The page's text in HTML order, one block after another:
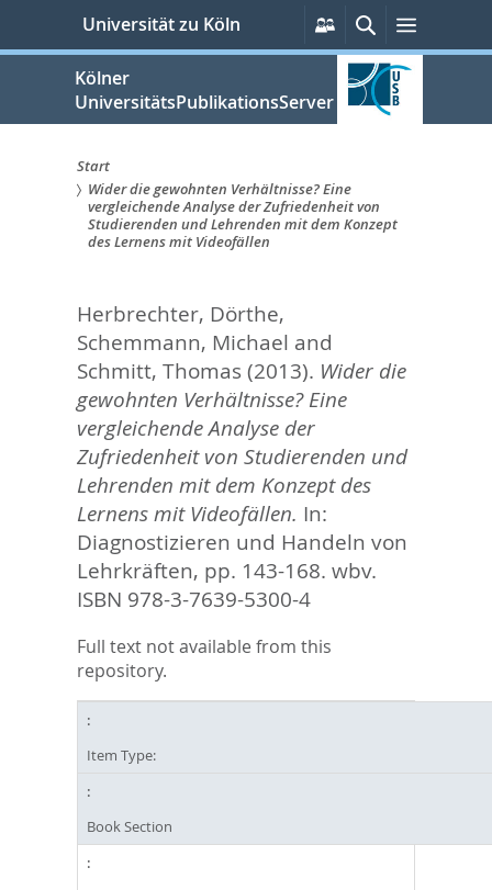
springen
Universität zu Köln
Persönliche
Services
SucheMenü
Kölner
UniversitätsPublikationsServer
Sie
sind
Start
Wider die gewohnten Verhältnisse? Eine
vergleichende Analyse der Zufriedenheit von
Studierenden und Lehrenden mit dem Konzept
des Lernens mit Videofällen
Herbrechter, Dörthe,
Schemmann, Michael and
Schmitt, Thomas(2013). Wider die
gewohnten Verhältnisse? Eine
vergleichende Analyse der
Zufriedenheit von Studierenden und
Lehrenden mit dem Konzept des
Lernens mit Videofällen. In:
Diagnostizieren und Handeln von
Lehrkräften, pp. 143-168. wbv.
ISBN 978-3-7639-5300-4
Full text not available from this
repository.
Item Type:
Book Section